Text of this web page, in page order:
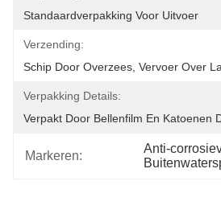
Standaardverpakking Voor Uitvoer
Verzending:
Schip Door Overzees, Vervoer Over
Verpakking Details:
Verpakt Door Bellenfilm En Katoenen
Markeren:
Anti-